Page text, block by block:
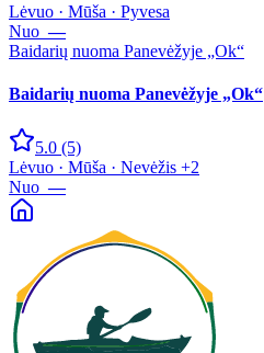
Lėvuo · Mūša · Pyvesa
Nuo—
Baidarių nuoma Panevėžyje „Ok“
Baidarių nuoma Panevėžyje „Ok“
5.0 (5)
Lėvuo · Mūša · Nevėžis +2
Nuo—